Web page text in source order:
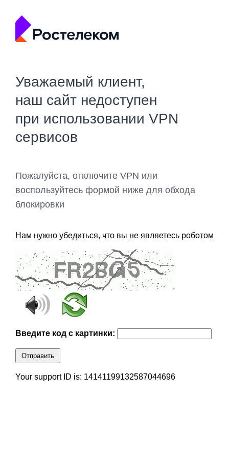
Уважаемый клиент,
наш сайт недоступен
при использовании VPN
сервисов
Пожалуйста, отключите VPN или
воспользуйтесь формой ниже для обхода
блокировки
Нам нужно убедиться, что вы не являетесь роботом
Введите код с картинки:
Отправить
Your support ID is: 14141199132587044696